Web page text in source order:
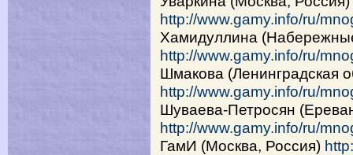
http://www.gamy.info/ru/
Хамидуллина
http://www.gamy.info/ru/
Шмакова (Ленинградская
http://www.gamy.info/ru/
Шуваева-Петросян
http://www.gamy.info/ru/
ГамИ (Москва, Россия)